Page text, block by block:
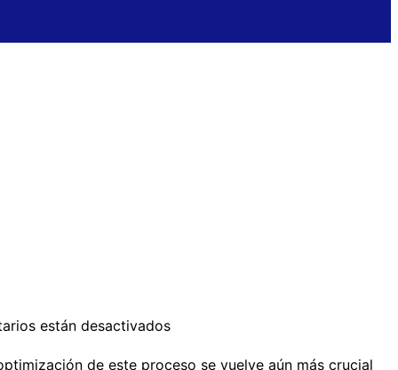
están desactivados
de este proceso se vuelve aún más crucial